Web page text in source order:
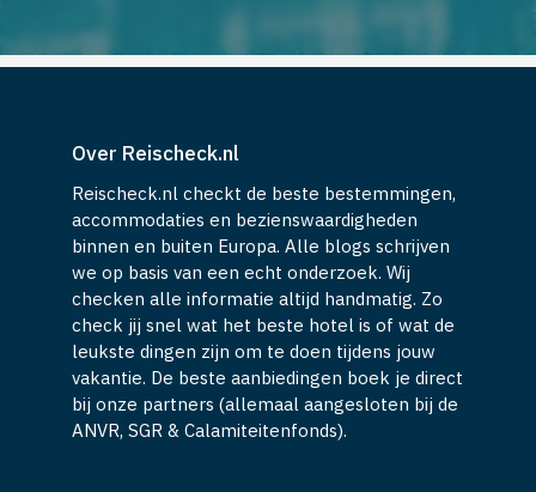
Over Reischeck.nl
Reischeck.nl checkt de beste bestemmingen,
accommodaties en bezienswaardigheden
binnen en buiten Europa. Alle blogs schrijven
we op basis van een echt onderzoek. Wij
checken alle informatie altijd handmatig. Zo
check jij snel wat het beste hotel is of wat de
leukste dingen zijn om te doen tijdens jouw
vakantie. De beste aanbiedingen boek je direct
bij onze partners (allemaal aangesloten bij de
ANVR, SGR & Calamiteitenfonds).